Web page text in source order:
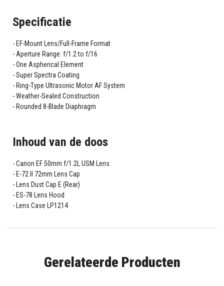
Specificatie
EF-Mount Lens/Full-Frame Format
Aperture Range: f/1.2 to f/16
One Aspherical Element
Super Spectra Coating
Ring-Type Ultrasonic Motor AF System
Weather-Sealed Construction
Rounded 8-Blade Diaphragm
Inhoud van de doos
Canon EF 50mm f/1.2L USM Lens
E-72 II 72mm Lens Cap
Lens Dust Cap E (Rear)
ES-78 Lens Hood
Lens Case LP1214
Gerelateerde Producten